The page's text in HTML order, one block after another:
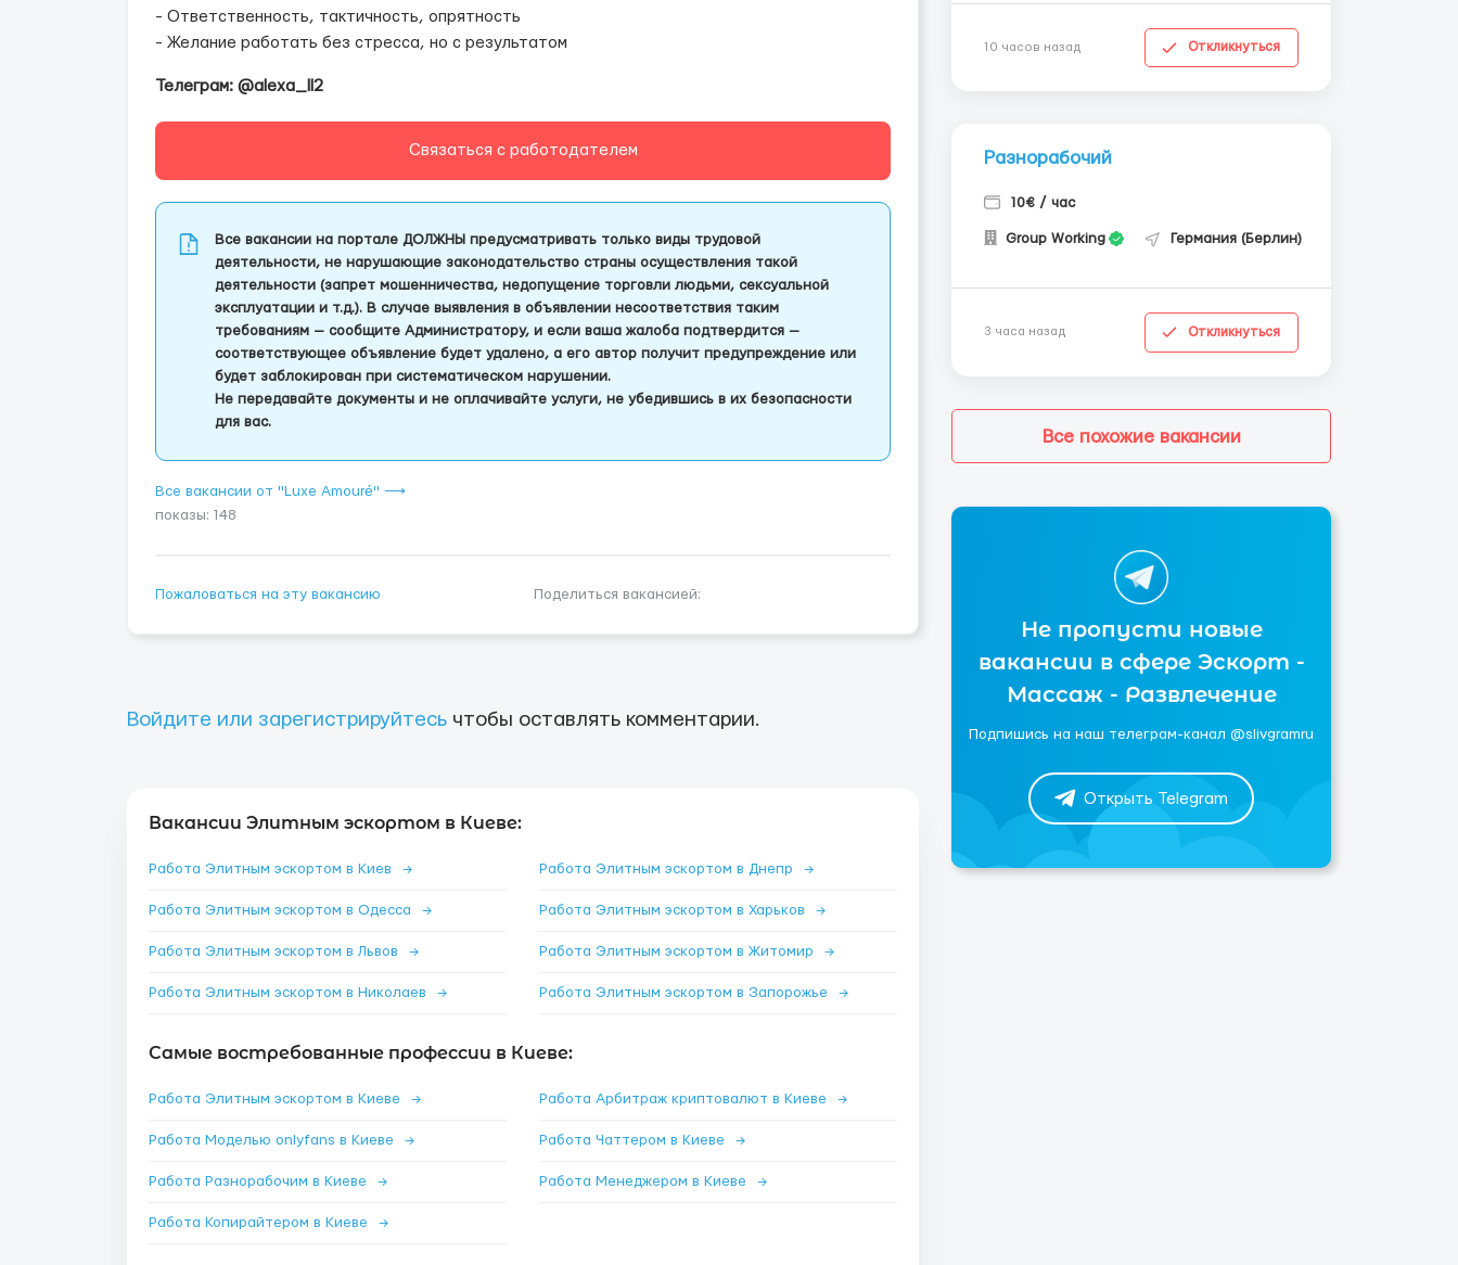
- Ответственность, тактичность, опрятность
- Желание работать без стресса, но с результатом
Телеграм: @alexa_ll2
Связаться с работодателем
Все вакансии на портале ДОЛЖНЫ предусматривать только виды трудовой
деятельности, не нарушающие законодательство страны осуществления такой
деятельности (запрет мошенничества, недопущение торговли людьми, сексуальной
эксплуатации и т.д.). В случае выявления в объявлении несоответствия таким
требованиям — сообщите Администратору, и если ваша жалоба подтвердится —
соответствующее объявление будет удалено, а его автор получит предупреждение или
будет заблокирован при систематическом нарушении.
Не передавайте документы и не оплачивайте услуги, не убедившись в их безопасности
для вас.
Все вакансии от "Luxe Amouré" ⟶
показы: 148
Пожаловаться на эту вакансию Поделиться вакансией:
Войдите или зарегистрируйтесь чтобы оставлять комментарии.
Вакансии Элитным эскортом в Киеве:
Работа Элитным эскортом в Киев → Работа Элитным эскортом в Днепр →
Работа Элитным эскортом в Одесса → Работа Элитным эскортом в Харьков →
Работа Элитным эскортом в Львов → Работа Элитным эскортом в Житомир →
Работа Элитным эскортом в Николаев → Работа Элитным эскортом в Запорожье →
Самые востребованные профессии в Киеве:
Работа Элитным эскортом в Киеве → Работа Арбитраж криптовалют в Киеве →
Работа Моделью onlyfans в Киеве → Работа Чаттером в Киеве →
Работа Разнорабочим в Киеве → Работа Менеджером в Киеве →
Работа Копирайтером в Киеве →
10 часов назад Откликнуться
Разнорабочий
10€ / час
Group Working Германия (Берлин)
3 часа назад Откликнуться
Все похожие вакансии
Не пропусти новые
вакансии в сфере Эскорт -
Массаж - Развлечение
Подпишись на наш телеграм-канал @slivgramru
Открыть Telegram